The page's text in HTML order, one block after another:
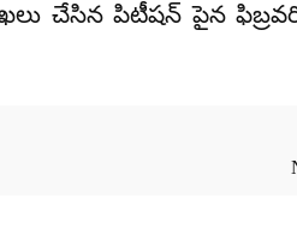
చేసిన పిటీషన్ పైన